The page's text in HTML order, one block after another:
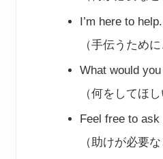
I’m here to help.
（手伝うため
What would
（何をしてほ
Feel free to
（助けが必要